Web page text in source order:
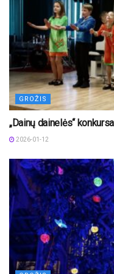
GROŽIS
„Dainų dainelės“
2026-01-12